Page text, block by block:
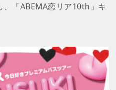
「ABEMA恋リア10th」キ